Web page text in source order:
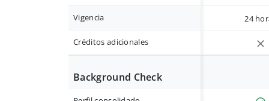
Vigencia 24
Créditos adicionales
Background Check